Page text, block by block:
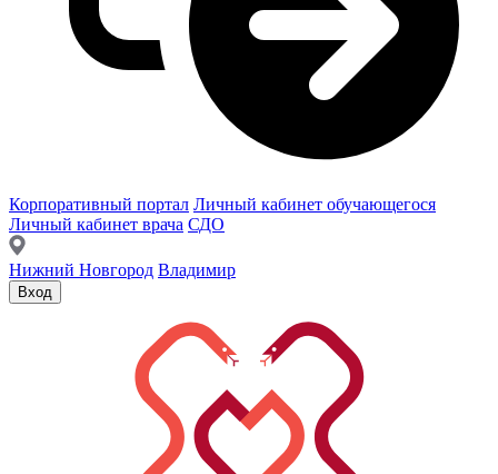
Корпоративный портал Личный кабинет обучающегося
Личный кабинет врача СДО
Нижний Новгород Владимир
Вход